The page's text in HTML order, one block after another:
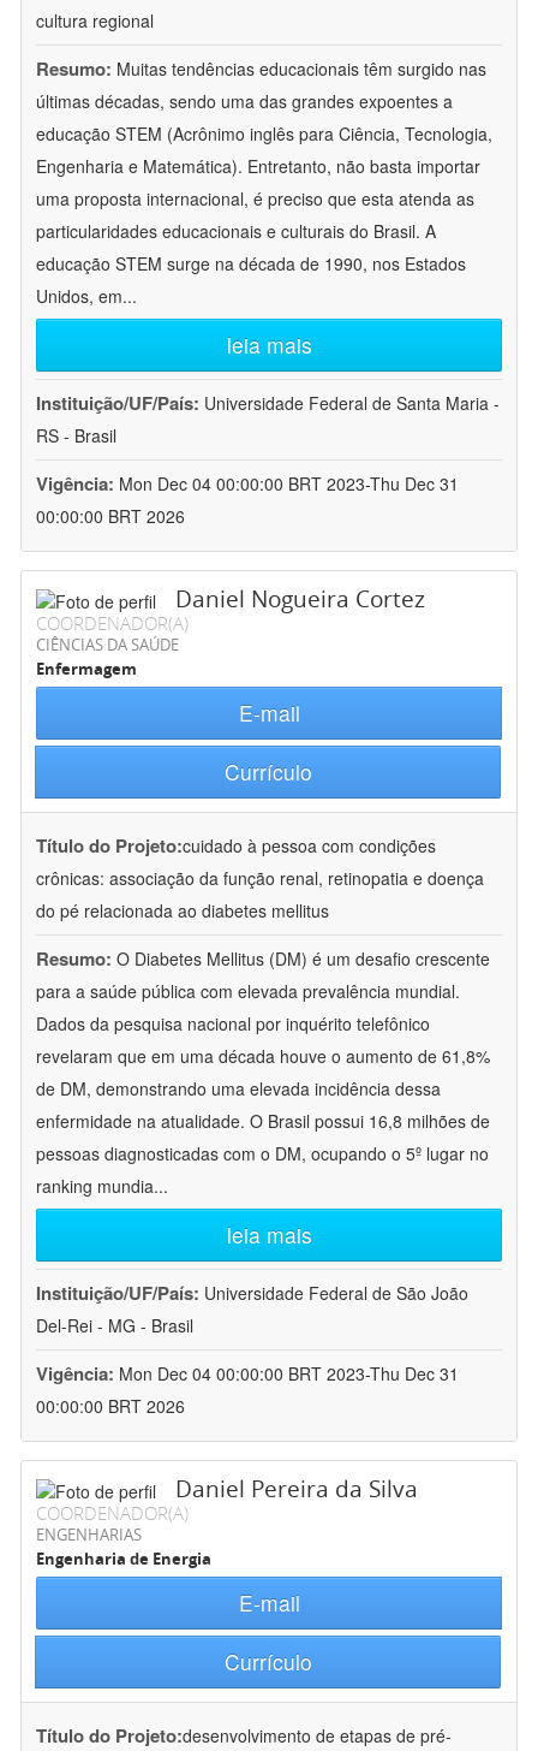
cultura regional
Resumo: Muitas tendências educacionais têm surgido nas
últimas décadas, sendo uma das grandes expoentes a
educação STEM (Acrônimo inglês para Ciência, Tecnologia,
Engenharia e Matemática). Entretanto, não basta importar
uma proposta internacional, é preciso que esta atenda as
particularidades educacionais e culturais do Brasil. A
educação STEM surge na década de 1990, nos Estados
Unidos, em...
leia mais
Instituição/UF/País: Universidade Federal de Santa Maria -
RS - Brasil
Vigência: Mon Dec 04 00:00:00 BRT 2023-Thu Dec 31
00:00:00 BRT 2026
Daniel Nogueira Cortez
COORDENADOR(A)
CIÊNCIAS DA SAÚDE
Enfermagem
E-mail
Currículo
Título do Projeto:cuidado à pessoa com condições
crônicas: associação da função renal, retinopatia e doença
do pé relacionada ao diabetes mellitus
Resumo: O Diabetes Mellitus (DM) é um desafio crescente
para a saúde pública com elevada prevalência mundial.
Dados da pesquisa nacional por inquérito telefônico
revelaram que em uma década houve o aumento de 61,8%
de DM, demonstrando uma elevada incidência dessa
enfermidade na atualidade. O Brasil possui 16,8 milhões de
pessoas diagnosticadas com o DM, ocupando o 5º lugar no
ranking mundia...
leia mais
Instituição/UF/País: Universidade Federal de São João
Del-Rei - MG - Brasil
Vigência: Mon Dec 04 00:00:00 BRT 2023-Thu Dec 31
00:00:00 BRT 2026
Daniel Pereira da Silva
COORDENADOR(A)
ENGENHARIAS
Engenharia de Energia
E-mail
Currículo
Título do Projeto:desenvolvimento de etapas de pré-